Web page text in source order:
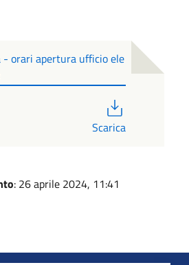
- orari apertura ufficio ele
Scarica
: 26 aprile 2024, 11:41